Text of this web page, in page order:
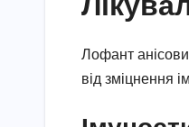
Лофант
від зміцнення